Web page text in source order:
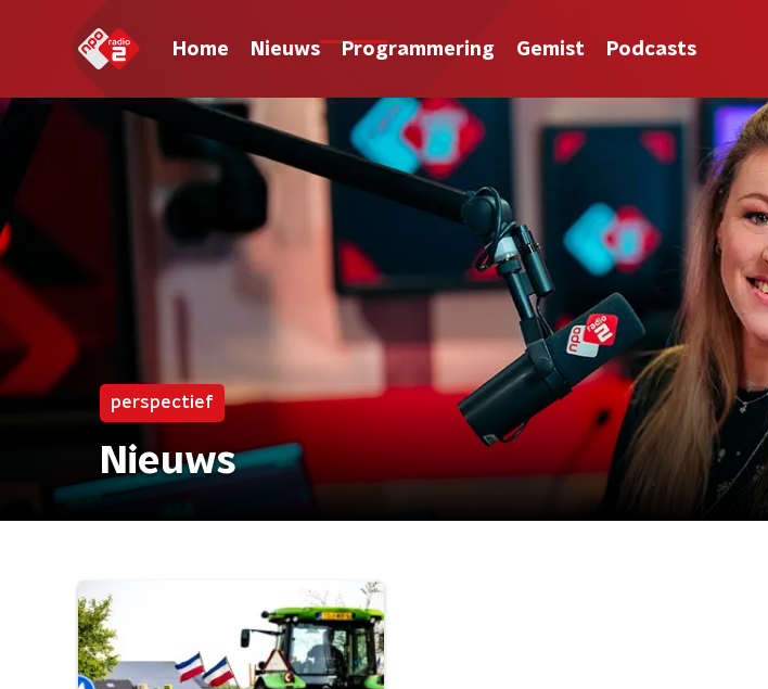
Home Nieuws Programmering Gemist Podcasts
perspectief
Nieuws